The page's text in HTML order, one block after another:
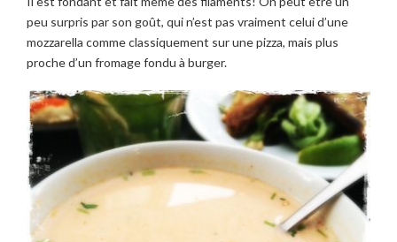
peu surpris par son goût, qui n’est pas vraiment celui d’une
mozzarella comme classiquement sur une pizza, mais plus
proche d’un fromage fondu à burger.